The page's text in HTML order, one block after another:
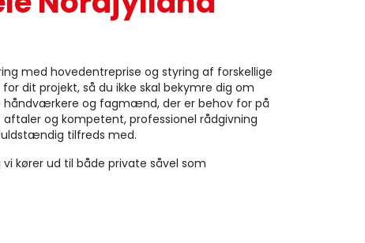
med hovedentreprise og styring af forskellige
dit projekt, så du ikke skal bekymre dig om
håndværkere og fagmænd, der er behov for på
og kompetent, professionel rådgivning
tilfreds med.
kører ud til både private såvel som